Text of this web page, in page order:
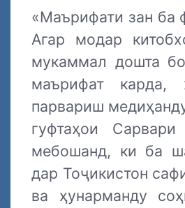
«Маърифати зан ба
Агар модар
мукаммал дошта
маърифат карда,
парвариш
гуфтаҳои
мебошанд, ки ба
дар Тоҷикистон
ва ҳунарманду